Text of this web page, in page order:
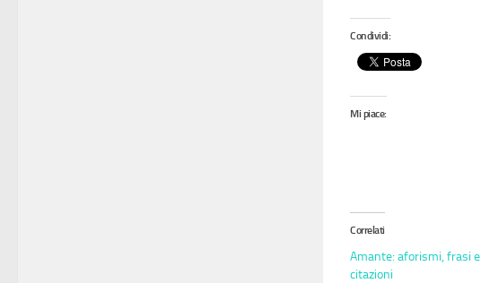
Condividi:
Mi piace:
Correlati
Amante: aforismi, frasi e
citazioni